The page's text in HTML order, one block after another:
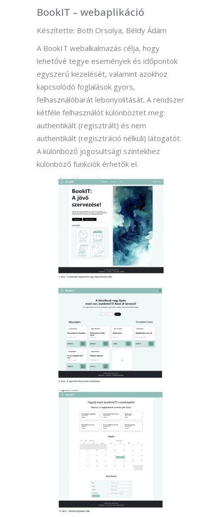
BookIT – webaplikáció
Készítette: Both Orsolya, Béldy Ádám
A BookIT webalkalmazás célja, hogy
lehetővé tegye események és időpontok
egyszerű kezelését, valamint azokhoz
kapcsolódó foglalások gyors,
felhasználóbarát lebonyolítását. A rendszer
kétféle felhasználót különböztet meg:
authentikált (regisztrált) és nem
authentikált (regisztráció nélküli) látogatót.
A különböző jogosultsági szintekhez
különböző funkciók érhetők el.